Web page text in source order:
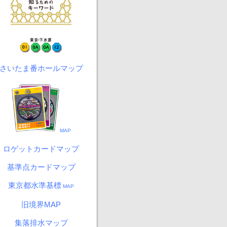
さいたま番ホールマップ
MAP
ロゲットカードマップ
基準点カードマップ
東京都水準基標 MAP
旧境界MAP
集落排水マップ